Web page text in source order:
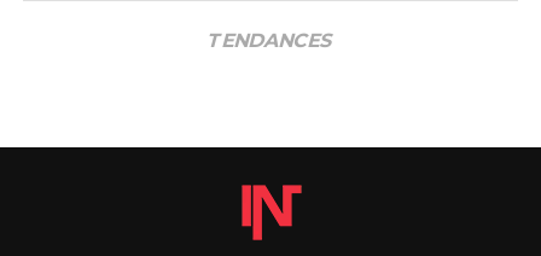
TENDANCES